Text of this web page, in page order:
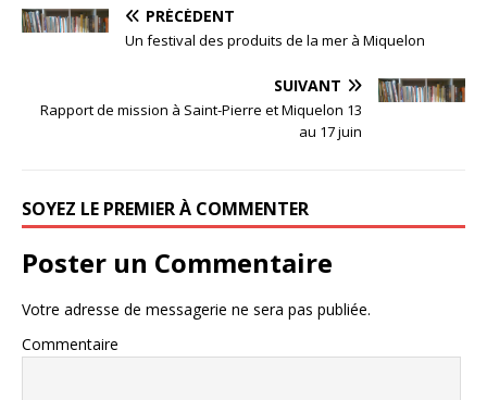
PRÉCÉDENT
Un festival des produits de la mer à Miquelon
SUIVANT
Rapport de mission à Saint-Pierre et Miquelon 13
au 17 juin
SOYEZ LE PREMIER À COMMENTER
Poster un Commentaire
Votre adresse de messagerie ne sera pas publiée.
Commentaire